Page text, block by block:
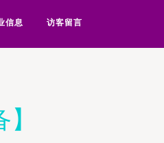
信息 访客留言